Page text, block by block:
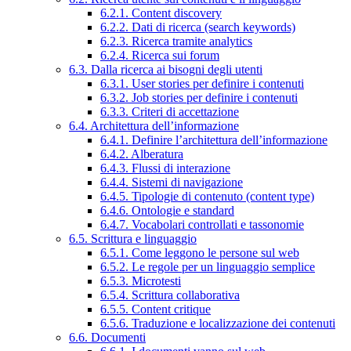
6.2.1. Content discovery
6.2.2. Dati di ricerca (search keywords)
6.2.3. Ricerca tramite analytics
6.2.4. Ricerca sui forum
6.3. Dalla ricerca ai bisogni degli utenti
6.3.1. User stories per definire i contenuti
6.3.2. Job stories per definire i contenuti
6.3.3. Criteri di accettazione
6.4. Architettura dell’informazione
6.4.1. Definire l’architettura dell’informazione
6.4.2. Alberatura
6.4.3. Flussi di interazione
6.4.4. Sistemi di navigazione
6.4.5. Tipologie di contenuto (content type)
6.4.6. Ontologie e standard
6.4.7. Vocabolari controllati e tassonomie
6.5. Scrittura e linguaggio
6.5.1. Come leggono le persone sul web
6.5.2. Le regole per un linguaggio semplice
6.5.3. Microtesti
6.5.4. Scrittura collaborativa
6.5.5. Content critique
6.5.6. Traduzione e localizzazione dei contenuti
6.6. Documenti